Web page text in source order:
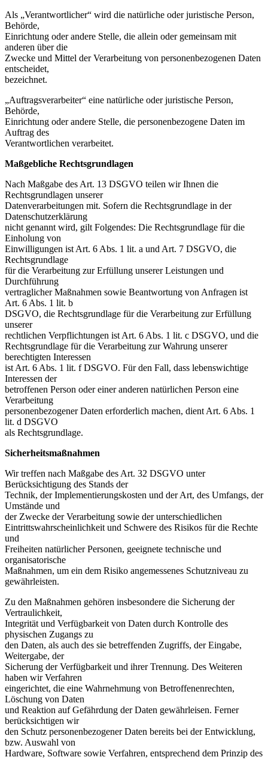
Als „Verantwortlicher“ wird die natürliche oder juristische Person,
Behörde,
Einrichtung oder andere Stelle, die allein oder gemeinsam mit
anderen über die
Zwecke und Mittel der Verarbeitung von personenbezogenen Daten
entscheidet,
bezeichnet.
„Auftragsverarbeiter“ eine natürliche oder juristische Person,
Behörde,
Einrichtung oder andere Stelle, die personenbezogene Daten im
Auftrag des
Verantwortlichen verarbeitet.
Maßgebliche Rechtsgrundlagen
Nach Maßgabe des Art. 13 DSGVO teilen wir Ihnen die
Rechtsgrundlagen unserer
Datenverarbeitungen mit. Sofern die Rechtsgrundlage in der
Datenschutzerklärung
nicht genannt wird, gilt Folgendes: Die Rechtsgrundlage für die
Einholung von
Einwilligungen ist Art. 6 Abs. 1 lit. a und Art. 7 DSGVO, die
Rechtsgrundlage
für die Verarbeitung zur Erfüllung unserer Leistungen und
Durchführung
vertraglicher Maßnahmen sowie Beantwortung von Anfragen ist
Art. 6 Abs. 1 lit. b
DSGVO, die Rechtsgrundlage für die Verarbeitung zur Erfüllung
unserer
rechtlichen Verpflichtungen ist Art. 6 Abs. 1 lit. c DSGVO, und die
Rechtsgrundlage für die Verarbeitung zur Wahrung unserer
berechtigten Interessen
ist Art. 6 Abs. 1 lit. f DSGVO. Für den Fall, dass lebenswichtige
Interessen der
betroffenen Person oder einer anderen natürlichen Person eine
Verarbeitung
personenbezogener Daten erforderlich machen, dient Art. 6 Abs. 1
lit. d DSGVO
als Rechtsgrundlage.
Sicherheitsmaßnahmen
Wir treffen nach Maßgabe des Art. 32 DSGVO unter
Berücksichtigung des Stands der
Technik, der Implementierungskosten und der Art, des Umfangs, der
Umstände und
der Zwecke der Verarbeitung sowie der unterschiedlichen
Eintrittswahrscheinlichkeit und Schwere des Risikos für die Rechte
und
Freiheiten natürlicher Personen, geeignete technische und
organisatorische
Maßnahmen, um ein dem Risiko angemessenes Schutzniveau zu
gewährleisten.
Zu den Maßnahmen gehören insbesondere die Sicherung der
Vertraulichkeit,
Integrität und Verfügbarkeit von Daten durch Kontrolle des
physischen Zugangs zu
den Daten, als auch des sie betreffenden Zugriffs, der Eingabe,
Weitergabe, der
Sicherung der Verfügbarkeit und ihrer Trennung. Des Weiteren
haben wir Verfahren
eingerichtet, die eine Wahrnehmung von Betroffenenrechten,
Löschung von Daten
und Reaktion auf Gefährdung der Daten gewährleisen. Ferner
berücksichtigen wir
den Schutz personenbezogener Daten bereits bei der Entwicklung,
bzw. Auswahl von
Hardware, Software sowie Verfahren, entsprechend dem Prinzip des